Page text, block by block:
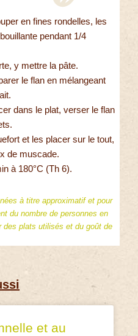
en fines rondelles, les
pendant 1/4
y mettre la pâte.
le flan en mélangeant
dans le plat, verser le flan
et les placer sur le tout,
de muscade.
à 180°C (Th 6).
à titre approximatif et pour
du nombre de personnes en
des plats utilisés et du goût de
et au